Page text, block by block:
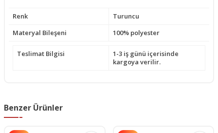
Renk
Turuncu
Materyal Bileşeni
100% polyester
Teslimat Bilgisi
1-3 iş günü içerisinde
kargoya verilir.
Benzer Ürünler